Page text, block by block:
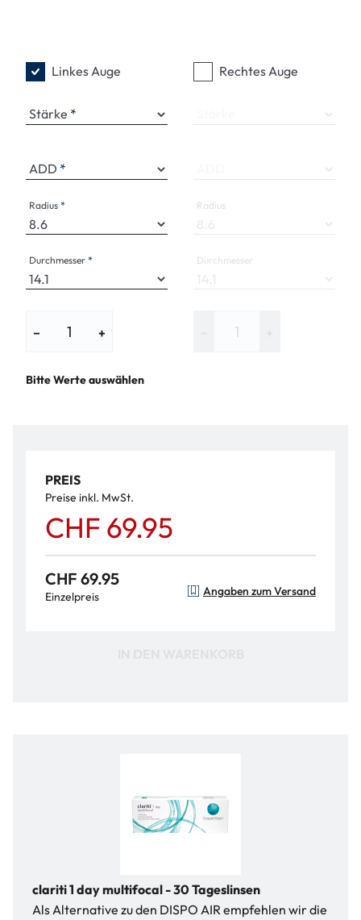
Linkes Auge
Stärke
ADD
Radius
Durchmesser
− +
Bitte Werte auswählen
Rechtes Auge
Radius
Durchmesser
PREIS
Preise inkl. MwSt.
CHF 69.95
CHF 69.95
Einzelpreis Angaben zum Versand
clariti 1 day multifocal - 30 Tageslinsen
Als Alternative zu den DISPO AIR empfehlen wir die